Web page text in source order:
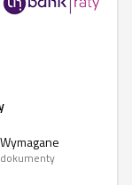
Wymagane
dokumenty